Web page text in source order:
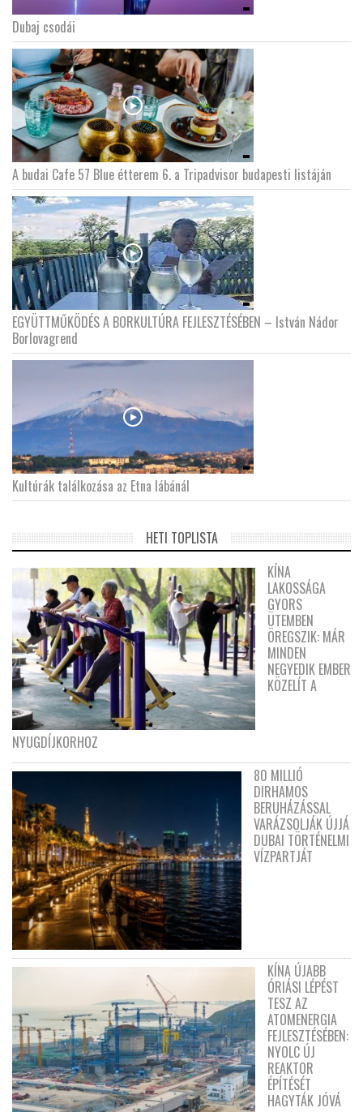
Dubaj csodái
A budai Cafe 57 Blue étterem 6. a Tripadvisor budapesti listáján
EGYÜTTMŰKÖDÉS A BORKULTÚRA FEJLESZTÉSÉBEN – István Nádor
Borlovagrend
Kultúrák találkozása az Etna lábánál
HETI TOPLISTA
KÍNA
LAKOSSÁGA
GYORS
ÜTEMBEN
ÖREGSZIK: MÁR
MINDEN
NEGYEDIK EMBER
KÖZELÍT A
NYUGDÍJKORHOZ
80 MILLIÓ
DIRHAMOS
BERUHÁZÁSSAL
VARÁZSOLJÁK ÚJJÁ
DUBAI TÖRTÉNELMI
VÍZPARTJÁT
KÍNA ÚJABB
ÓRIÁSI LÉPÉST
TESZ AZ
ATOMENERGIA
FEJLESZTÉSÉBEN:
NYOLC ÚJ
REAKTOR
ÉPÍTÉSÉT
HAGYTÁK JÓVÁ